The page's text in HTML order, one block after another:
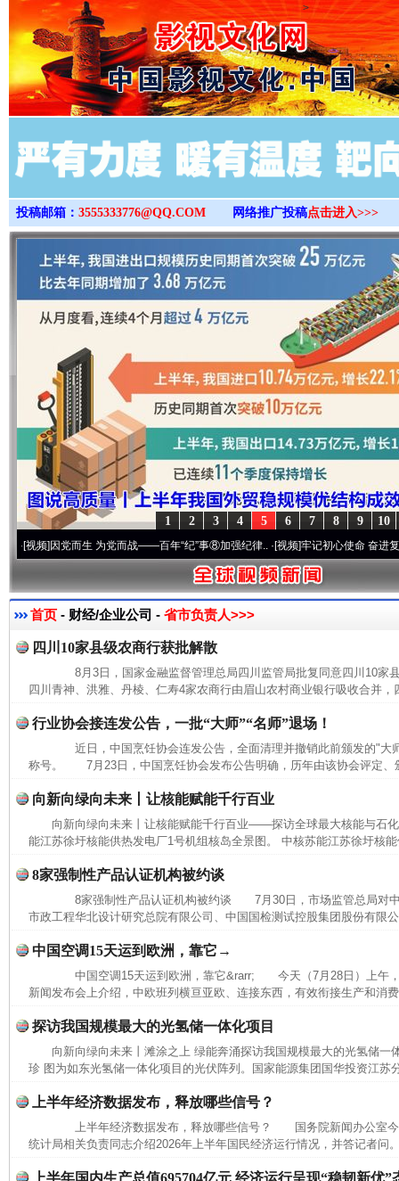
>
投稿邮箱： 3555333776@QQ.COM 网络推广投稿点击进入>>>
10
9
8
7
6
5
4
3
2
1
因党而生 为党而战——百年“纪”事⑧加强纪律..·[视频]牢记初心使命 奋进复兴征程
首页 - 财经/企业公司 - 省市负责人>>>
四川10家县级农商行获批解散
8月3日，国家金融监督管理总局四川监管局批复同意四川10
四川青神、洪雅、丹棱、仁寿4家农商行由眉山农村商业银行吸收合并
行业协会接连发公告，一批“大师”“名师”退场！
近日，中国烹饪协会连发公告，全面清理并撤销此前颁发的"大
称号。 7月23日，中国烹饪协会发布公告明确，历年由该协会评定、
向新向绿向未来丨让核能赋能千行百业
向新向绿向未来丨让核能赋能千行百业——探访全球最大核能与石
能江苏徐圩核能供热发电厂1号机组核岛全景图。 中核苏能江苏徐圩核
8家强制性产品认证机构被约谈
8家强制性产品认证机构被约谈 7月30日，市场监管总局对中
市政工程华北设计研究总院有限公司、中国国检测试控股集团股份有限
中国空调15天运到欧洲，靠它→
中国空调15天运到欧洲，靠它&rarr; 今天（7月28日）上午，
新闻发布会上介绍，中欧班列横亘亚欧、连接东西，有效衔接生产和消
探访我国规模最大的光氢储一体化项目
向新向绿向未来丨滩涂之上 绿能奔涌探访我国规模最大的光氢储一
珍 图为如东光氢储一体化项目的光伏阵列。国家能源集团国华投资
上半年经济数据发布，释放哪些信号？
上半年经济数据发布，释放哪些信号？ 国务院新闻办公室今
统计局相关负责同志介绍2026年上半年国民经济运行情况，并答记者问
上半年国内生产总值695704亿元 经济运行呈现“稳韧新优”
网上购药对药下症？
这是一记警钟！